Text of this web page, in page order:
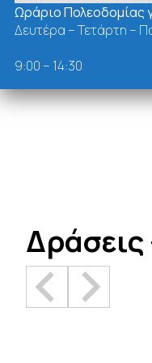
Ωράριο Πολεοδομίας
Δευτέρα – Τετάρτη –
9:00 – 14:30